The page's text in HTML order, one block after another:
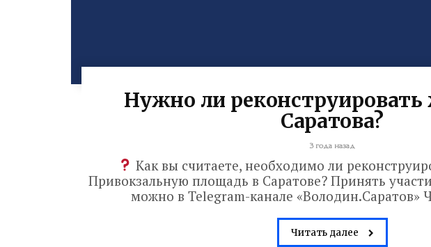
Нужно ли реконструировать
Саратова?
3 года назад
Как вы считаете, необходимо ли
Привокзальную площадь в Саратове? Принять
можно в Telegram-канале «Володин.Саратов»
Читать далее